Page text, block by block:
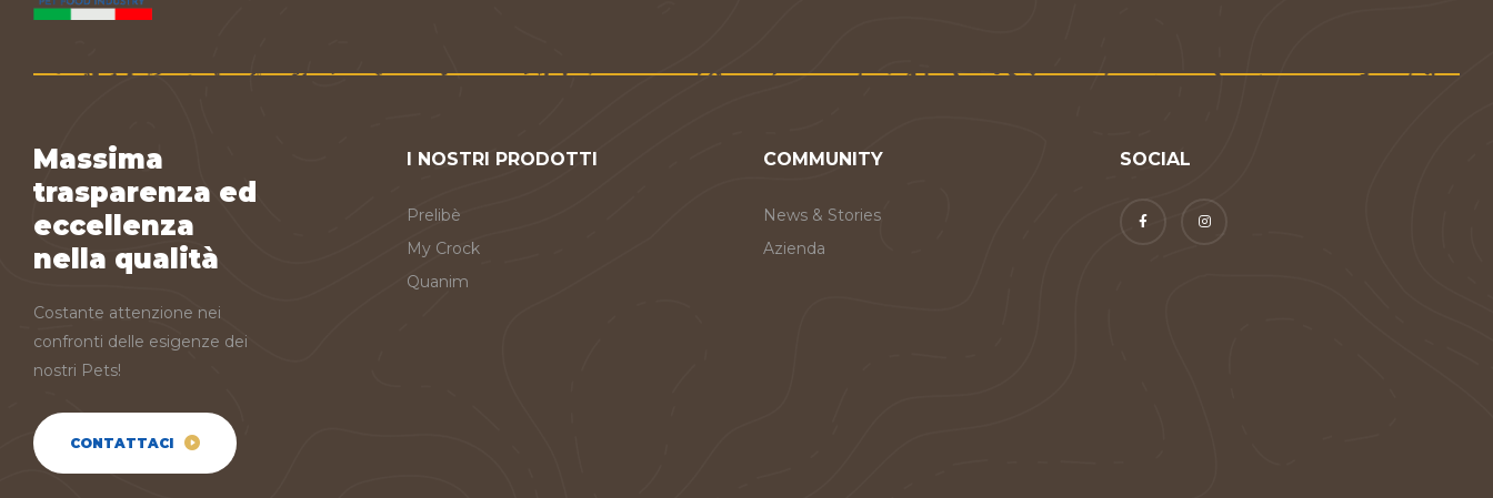
Massima
trasparenza ed
eccellenza
nella qualità
Costante attenzione nei
confronti delle esigenze dei
nostri Pets!
CONTATTACI
I NOSTRI PRODOTTI
Prelibè
My Crock
Quanim
COMMUNITY
News & Stories
Azienda
SOCIAL